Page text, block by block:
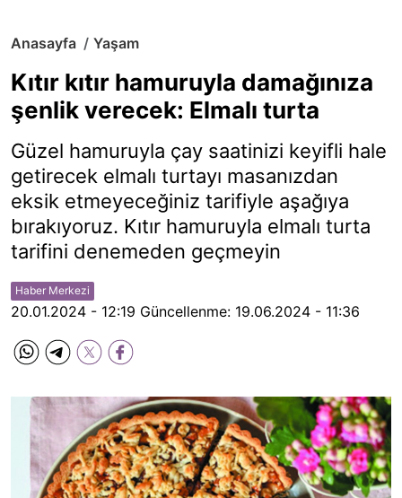
Anasayfa Yaşam
Kıtır kıtır hamuruyla damağınıza
şenlik verecek: Elmalı turta
Güzel hamuruyla çay saatinizi keyifli hale
getirecek elmalı turtayı masanızdan
eksik etmeyeceğiniz tarifiyle aşağıya
bırakıyoruz. Kıtır hamuruyla elmalı turta
tarifini denemeden geçmeyin
Haber Merkezi
20.01.2024 - 12:19 Güncellenme: 19.06.2024 - 11:36